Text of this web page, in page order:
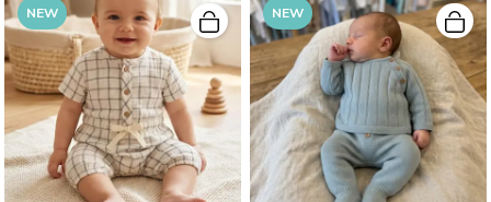
NEW NEW